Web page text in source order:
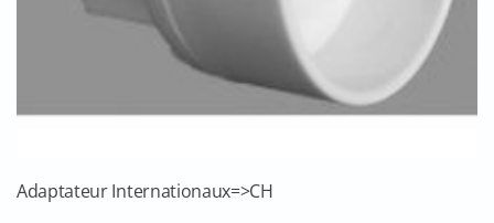
Adaptateur Internationaux=>CH